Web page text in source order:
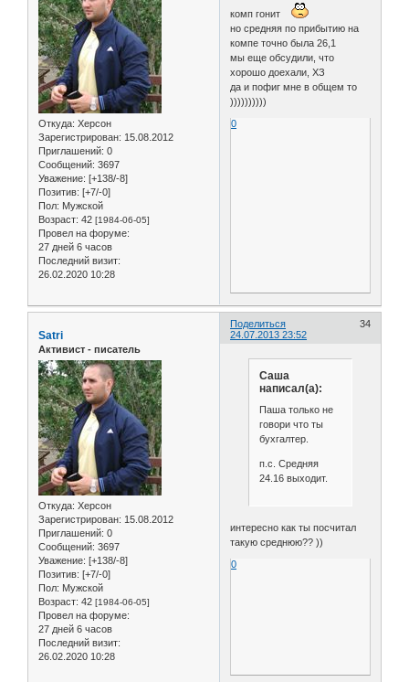
Откуда: Херсон
Зарегистрирован: 15.08.2012
Приглашений: 0
Сообщений: 3697
Уважение: [+138/-8]
Позитив: [+7/-0]
Пол: Мужской
Возраст: 42 [1984-06-05]
Провел на форуме:
27 дней 6 часов
Последний визит:
26.02.2020 10:28
комп гонит
но средняя по прибытию на
компе точно была 26,1
мы еще обсудили, что
хорошо доехали, ХЗ
да и пофиг мне в общем то
))))))))))
0
Поделиться
34
24.07.2013 23:52
Satri
Активист - писатель
Откуда: Херсон
Зарегистрирован: 15.08.2012
Приглашений: 0
Сообщений: 3697
Уважение: [+138/-8]
Позитив: [+7/-0]
Пол: Мужской
Возраст: 42 [1984-06-05]
Провел на форуме:
27 дней 6 часов
Последний визит:
26.02.2020 10:28
Саша
написал(а):
Паша только не
говори что ты
бухгалтер.
п.с. Средняя
24.16 выходит.
интересно как ты посчитал
такую среднюю?? ))
0